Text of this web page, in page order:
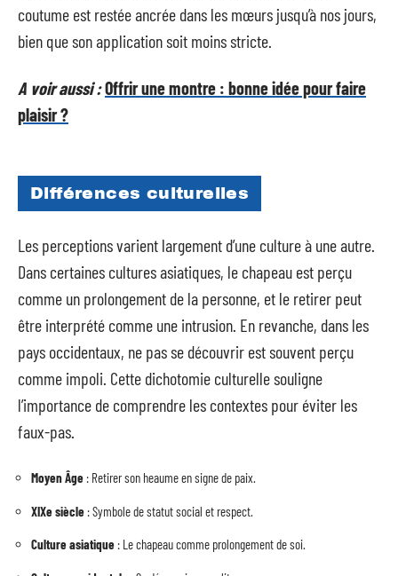
coutume est restée ancrée dans les mœurs jusqu’à nos jours,
bien que son application soit moins stricte.
A voir aussi :Offrir une montre : bonne idée pour faire
plaisir ?
Différences culturelles
Les perceptions varient largement d’une culture à une autre.
Dans certaines cultures asiatiques, le chapeau est perçu
comme un prolongement de la personne, et le retirer peut
être interprété comme une intrusion. En revanche, dans les
pays occidentaux, ne pas se découvrir est souvent perçu
comme impoli. Cette dichotomie culturelle souligne
l’importance de comprendre les contextes pour éviter les
faux-pas.
Moyen Âge : Retirer son heaume en signe de paix.
XIXe siècle : Symbole de statut social et respect.
Culture asiatique : Le chapeau comme prolongement de soi.